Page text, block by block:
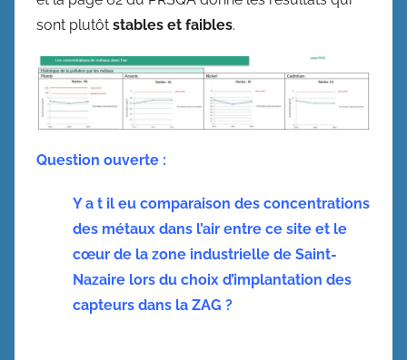
sont plutôt stables et faibles.
Question ouverte :
Y a t il eu comparaison des concentrations
des métaux dans l’air entre ce site et le
cœur de la zone industrielle de Saint-
Nazaire lors du choix d’implantation des
capteurs dans la ZAG ?